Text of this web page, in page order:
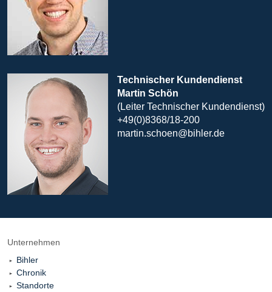
Technischer Kundendienst
Martin Schön
(Leiter Technischer Kundendienst)
+49(0)8368/18-200
martin.schoen@bihler.de
Unternehmen
Bihler
Chronik
Standorte